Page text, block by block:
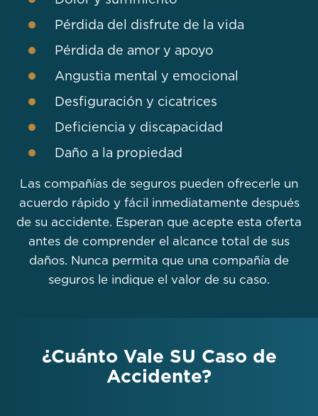
Pérdida del disfrute de la vida
Pérdida de amor y apoyo
Angustia mental y emocional
Desfiguración y cicatrices
Deficiencia y discapacidad
Daño a la propiedad
Las compañías de seguros pueden ofrecerle un
acuerdo rápido y fácil inmediatamente después
de su accidente. Esperan que acepte esta oferta
antes de comprender el alcance total de sus
daños. Nunca permita que una compañía de
seguros le indique el valor de su caso.
¿Cuánto Vale SU Caso de
Accidente?